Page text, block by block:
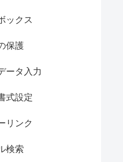
ックス
保護
ータ入力
式設定
リンク
検索